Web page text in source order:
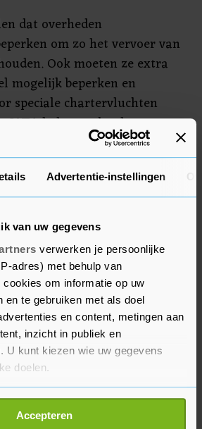
Advertentie-instellingen
van uw gegevens
verwerken je persoonlijke
adres) met behulp van
om informatie op uw
en te gebruiken met als doel
en content, metingen aan
inzicht in publiek en
U kunt kiezen wie uw gegevens
doelen.
we ook graag:
over uw geografische
Accepteren
dat overheden
om zo het vervoer van
Ook moeten ze extra
mogelijk beperken en
speciale chartervluchten
IATA helpt verder door
snel beschikbaar
van de postunie.